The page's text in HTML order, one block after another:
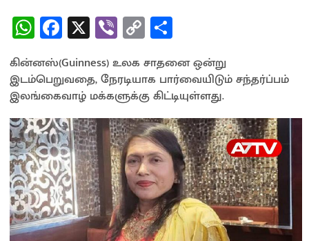
W
h
at
sA
p
p
Fa
ce
b
o
o
k
X Vi
b
er
C
o
py
Li
n
k
ar
e
கின்னஸ்(Guinness) உலக சாதனை ஒன்று
இடம்பெறுவதை, நேரடியாக பார்வையிடும் சந்தர்ப்பம்
இலங்கைவாழ் மக்களுக்கு கிட்டியுள்ளது.